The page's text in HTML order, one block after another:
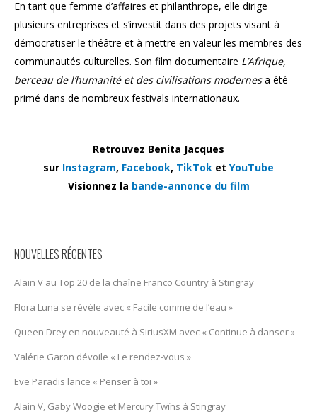
En tant que femme d’affaires et philanthrope, elle dirige
plusieurs entreprises et s’investit dans des projets visant à
démocratiser le théâtre et à mettre en valeur les membres des
communautés culturelles. Son film documentaire L’Afrique,
berceau de l’humanité et des civilisations modernesa été
primé dans de nombreux festivals internationaux.
Retrouvez Benita Jacques
sur Instagram, Facebook, TikTok et YouTube
Visionnez la bande-annonce du film
NOUVELLES RÉCENTES
Alain V au Top 20 de la chaîne Franco Country à Stingray
Flora Luna se révèle avec « Facile comme de l’eau »
Queen Drey en nouveauté à SiriusXM avec « Continue à danser »
Valérie Garon dévoile « Le rendez-vous »
Eve Paradis lance « Penser à toi »
Alain V, Gaby Woogie et Mercury Twïns à Stingray